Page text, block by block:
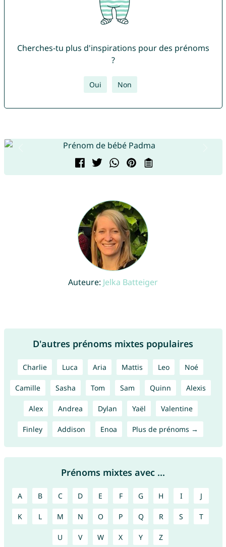
Cherches-tu plus d'inspirations pour des prénoms
?
Oui Non
Auteure: Jelka Batteiger
D'autres prénoms mixtes populaires
Charlie Luca Aria Mattis Leo Noé
Camille Sasha Tom Sam Quinn Alexis
Alex Andrea Dylan Yaël Valentine
Finley Addison Enoa Plus de prénoms →
Prénoms mixtes avec ...
A B C D E F G H I J
K L M N O P Q R S T
U V W X Y Z